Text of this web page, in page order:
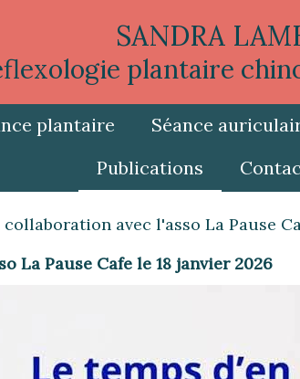
SANDRA
plantaire
plantaire Séance
Publications
avec l'asso La Pause
La Pause Cafe le 18 janvier 2026